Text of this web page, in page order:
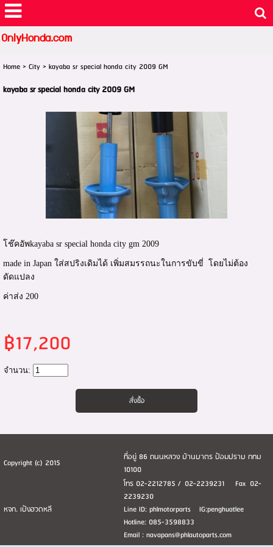
OnlyHonda.com
Home> City> kayaba sr special honda city 2009 GM
kayaba sr special honda city 2009 GM
โช๊คอัพkayaba sr special honda city gm 2009
made in Japan ใส่สปริงเดิมได้ เพิ่มสมรรถนะในการขับขี่ โดยไม่ต้อง
ดัดแปลง
ค่าส่ง 200
฿17,200
จำนวน:
Copyright (c) 2015
ที่อยู่ 86 ถนนหลวง บ้านบาตร ป้อมปราบ กทม
10100
หจก. เป้งฮวดหลี
โทร 02-2212785 / 02-2239231 Fax 02-
2239230
Line ID: phlmotorparts IG:penghuatlee
Hotline: 085-3598833
Email : navapans@phlautoparts.com